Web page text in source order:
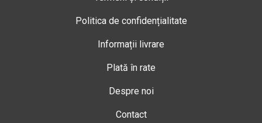
Politica de confidențialitate
Informații livrare
Plată în rate
Despre noi
Contact